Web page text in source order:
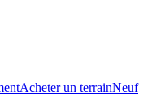
Acheter un terrainNeuf